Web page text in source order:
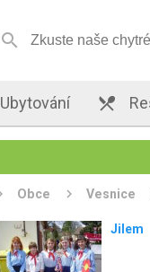

Ubytování 
Obce Vesnice
Jilem